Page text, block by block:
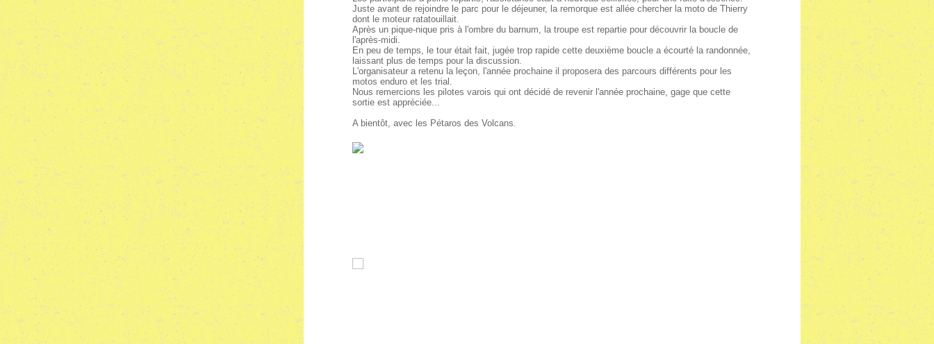
Juste avant de rejoindre le parc pour le déjeuner, la remorque est allée chercher la moto de Thierry
dont le moteur ratatouillait.
Après un pique-nique pris à l'ombre du barnum, la troupe est repartie pour découvrir la boucle de
l'après-midi.
En peu de temps, le tour était fait, jugée trop rapide cette deuxième boucle a écourté la randonnée,
laissant plus de temps pour la discussion.
L'organisateur a retenu la leçon, l'année prochaine il proposera des parcours différents pour les
motos enduro et les trial.
Nous remercions les pilotes varois qui ont décidé de revenir l'année prochaine, gage que cette
sortie est appréciée...
A bientôt, avec les Pétaros des Volcans.